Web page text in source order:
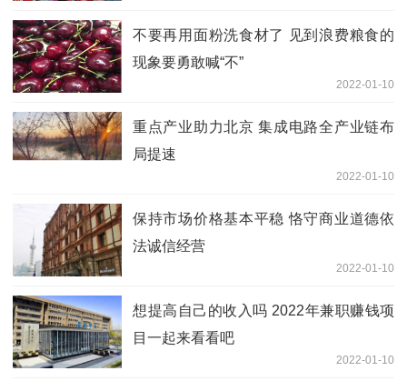
不要再用面粉洗食材了 见到浪费粮食的
现象要勇敢喊“不”
2022-01-10
重点产业助力北京 集成电路全产业链布
局提速
2022-01-10
保持市场价格基本平稳 恪守商业道德依
法诚信经营
2022-01-10
想提高自己的收入吗 2022年兼职赚钱项
目一起来看看吧
2022-01-10